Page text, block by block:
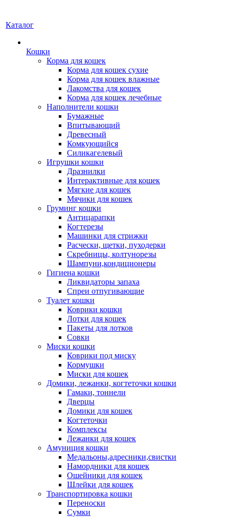
Каталог
Кошки
Корма для кошек
Корма для кошек сухие
Корма для кошек влажные
Лакомства для кошек
Корма для кошек лечебные
Наполнители кошки
Бумажные
Впитывающий
Древесный
Комкующийся
Силикагелевый
Игрушки кошки
Дразнилки
Интерактивные для кошек
Мягкие для кошек
Мячики для кошек
Груминг кошки
Антицарапки
Когтерезы
Машинки для стрижки
Расчески, щетки, пуходерки
Скребницы, колтунорезы
Шампуни,кондиционеры
Гигиена кошки
Ликвидаторы запаха
Спреи отпугивающие
Туалет кошки
Коврики кошки
Лотки для кошек
Пакеты для лотков
Совки
Миски кошки
Коврики под миску
Кормушки
Миски для кошек
Домики, лежанки, когтеточки кошки
Гамаки, тоннели
Дверцы
Домики для кошек
Когтеточки
Комплексы
Лежанки для кошек
Амуниция кошки
Медальоны,адресники,свистки
Намордники для кошек
Ошейники для кошек
Шлейки для кошек
Транспортировка кошки
Переноски
Сумки